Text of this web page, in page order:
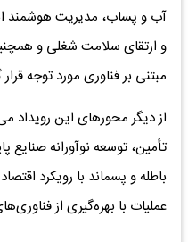
آب و پساب، مدیریت هوشمند
و ارتقای سلامت شغلی و
مبتنی بر فناوری مورد توجه
از دیگر محورهای این رویداد
تأمین، توسعه نوآورانه
باطله و پسماند با رویکرد
عملیات با بهره‌گیری از